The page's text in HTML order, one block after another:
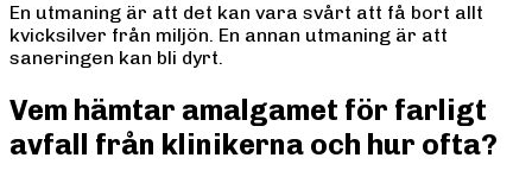
En utmaning är att det kan vara svårt att få bort allt
kvicksilver från miljön. En annan utmaning är att
saneringen kan bli dyrt.
Vem hämtar amalgamet för farligt
avfall från klinikerna och hur ofta?